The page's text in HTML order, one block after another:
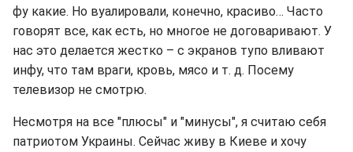
фу какие. Но вуалировали, конечно, красиво… Часто
говорят все, как есть, но многое не договаривают. У
нас это делается жестко – с экранов тупо вливают
инфу, что там враги, кровь, мясо и т. д. Посему
телевизор не смотрю.
Несмотря на все "плюсы" и "минусы", я считаю себя
патриотом Украины. Сейчас живу в Киеве и хочу